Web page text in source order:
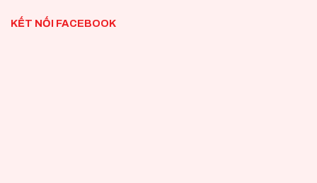
KẾT NỐI FACEBOOK